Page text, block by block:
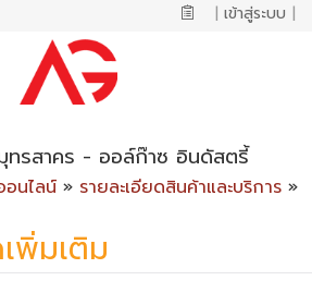
| เข้าสู่ระบบ |
ทรสาคร - ออล์ก๊าซ อินดัสตรี้
นไลน์ » รายละเอียดสินค้าและบริการ »
พิ่มเติม